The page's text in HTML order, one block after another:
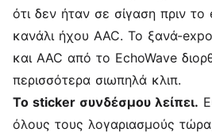
ότι δεν ήταν σε σίγαση πριν το
κανάλι ήχου AAC. Το ξανά-
και AAC από το EchoWave
περισσότερα σιωπηλά κλιπ.
Το sticker συνδέσμου λείπει.
όλους τους λογαριασμούς